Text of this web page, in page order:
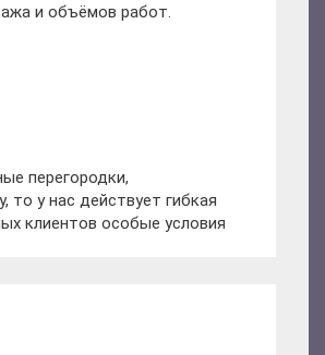
и объёмов работ.
перегородки,
то у нас действует гибкая
клиентов особые условия